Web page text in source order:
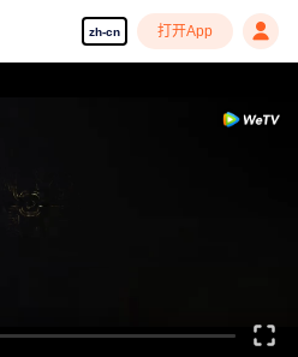
zh-cn 打开App